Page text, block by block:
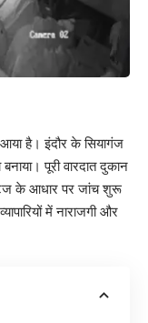
है। इंदौर के सियागंज
पूरी वारदात दुकान
के आधार पर जांच शुरू
में नाराजगी और